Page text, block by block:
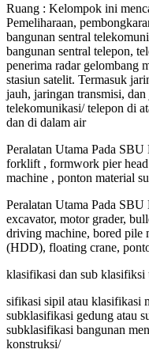
Ruang : Kelompok ini
Pemeliharaan,
bangunan sentral
bangunan sentral telepon,
penerima radar gelombang
stasiun satelit. Termasuk
jauh, jaringan transmisi,
telekomunikasi/ telepon di
dan di dalam air
Peralatan Utama Pada
forklift , formwork pier
machine , ponton material
Peralatan Utama Pada
excavator, motor grader,
driving machine, bored pile
(HDD), floating crane,
klasifikasi dan sub klasifiksi
sifikasi sipil atau klasifikasi
subklasifikasi gedung atau
subklasifikasi bangunan
konstruksi/